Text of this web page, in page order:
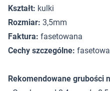
Kształt: kulki
Rozmiar: 3,5mm
Faktura: fasetowana
Cechy szczególne:
Rekomendowane grubości